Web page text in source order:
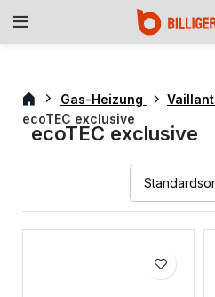
Gas-Heizung Vaillant
ecoTEC exclusive
ecoTEC exclusive